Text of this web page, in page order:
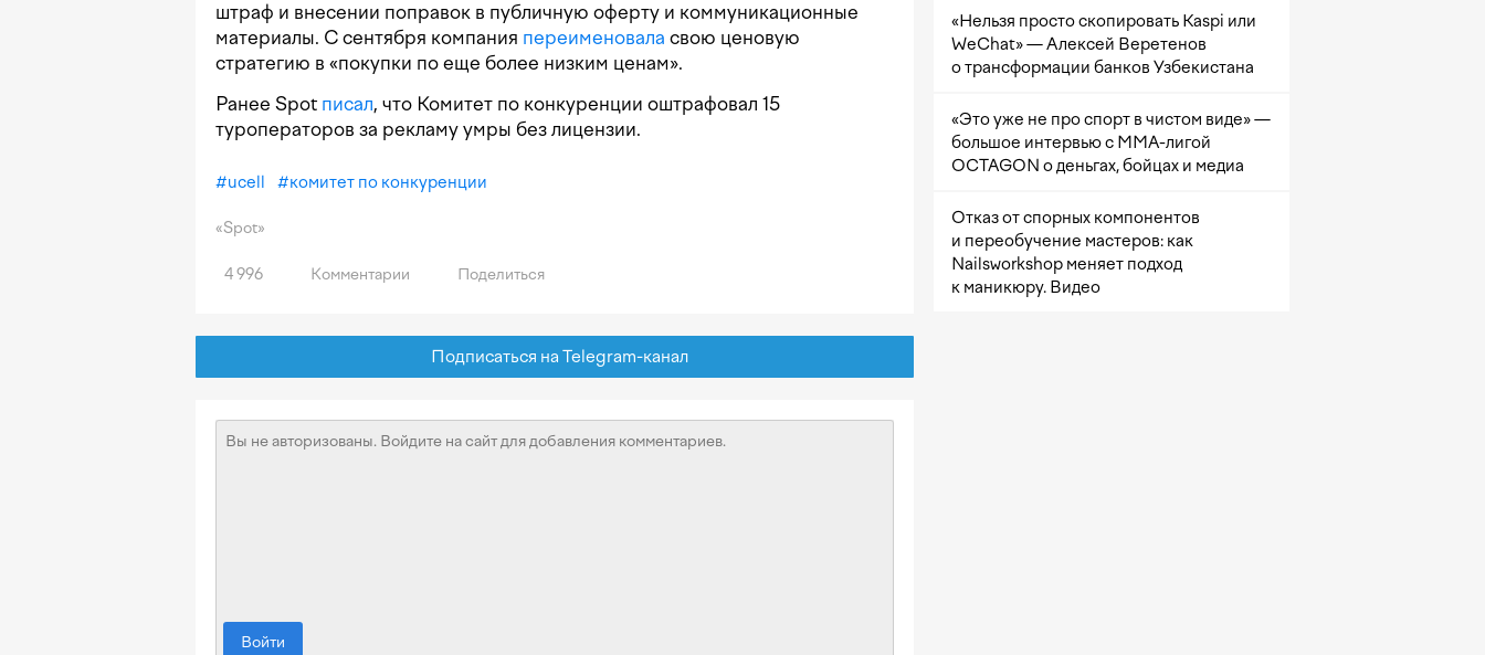
штраф и внесении поправок в публичную оферту и коммуникационные
материалы. С сентября компания переименовала свою ценовую
стратегию в «покупки по еще более низким ценам».
Ранее Spot писал, что Комитет по конкуренции оштрафовал 15
туроператоров за рекламу умры без лицензии.
#ucell #комитет по конкуренции
«Spot»
4 996 Комментарии Поделиться
Подписаться на Telegram-канал
Войти
«Нельзя просто скопировать Kaspi или
WeChat» — Алексей Веретенов
о трансформации банков Узбекистана
«Это уже не про спорт в чистом виде» —
большое интервью с ММА-лигой
OCTAGON о деньгах, бойцах и медиа
Отказ от спорных компонентов
и переобучение мастеров: как
Nailsworkshop меняет подход
к маникюру. Видео